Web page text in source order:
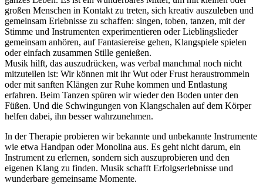
großen Menschen in Kontakt zu treten, sich kreativ auszuleben und
gemeinsam Erlebnisse zu schaffen: singen, toben, tanzen, mit der
Stimme und Instrumenten experimentieren oder Lieblingslieder
gemeinsam anhören, auf Fantasiereise gehen, Klangspiele spielen
oder einfach zusammen Stille genießen.
Musik hilft, das auszudrücken, was verbal manchmal noch nicht
mitzuteilen ist: Wir können mit ihr Wut oder Frust heraustrommeln
oder mit sanften Klängen zur Ruhe kommen und Entlastung
erfahren. Beim Tanzen spüren wir wieder den Boden unter den
Füßen. Und die Schwingungen von Klangschalen auf dem Körper
helfen dabei, ihn besser wahrzunehmen.
In der Therapie probieren wir bekannte und unbekannte Instrumente
wie etwa Handpan oder Monolina aus. Es geht nicht darum, ein
Instrument zu erlernen, sondern sich auszuprobieren und den
eigenen Klang zu finden. Musik schafft Erfolgserlebnisse und
wunderbare gemeinsame Momente.